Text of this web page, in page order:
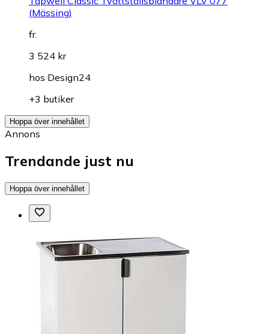
(Mässing)
fr.
3 524 kr
hos Design24
+3 butiker
Hoppa över innehållet
Annons
Trendande just nu
Hoppa över innehållet